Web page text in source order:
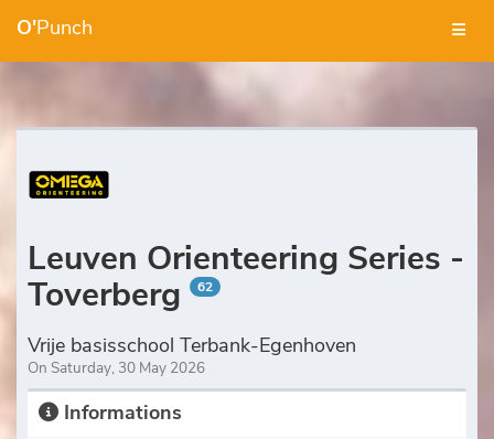
O'Punch
Leuven Orienteering Series -
Toverberg
62
Vrije basisschool Terbank-Egenhoven
On Saturday, 30 May 2026
Informations